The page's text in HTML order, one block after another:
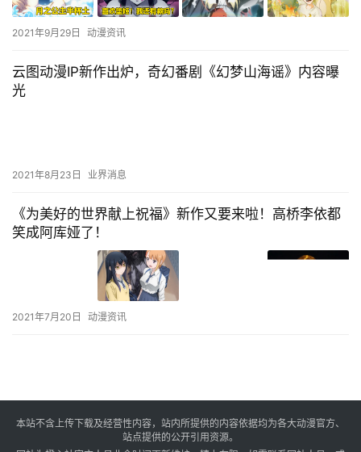
2021年9月29日 动漫资讯
云图动漫IP新作出炉，奇幻番剧《幻梦山海谣》内容曝
光
2021年8月23日 业界消息
《为美好的世界献上祝福》新作又要来啦！高桥李依都
笑成阿库娅了！
2021年7月20日 动漫资讯
本站不含上传下载及经营性内容，站内所提供的内容依据均为各大动漫官方、
站点提供的公开引用资源。